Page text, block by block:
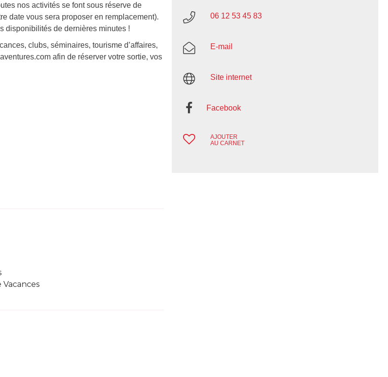
nos activités se font sous réserve de
date vous sera proposer en remplacement).
disponibilités de dernières minutes !
clubs, séminaires, tourisme d’affaires,
afin de réserver votre sortie, vos
06 12 53 45 83
E-mail
Site internet
Facebook
AJOUTER
AU CARNET